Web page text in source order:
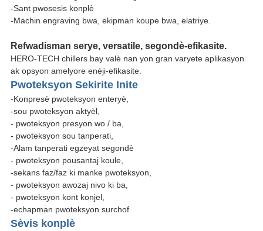
-Sant pwosesis konplè
-Machin engraving bwa, ekipman koupe bwa, elatriye.
Refwadisman serye, versatile, segondè-efikasite.
HERO-TECH chillers bay valè nan yon gran varyete aplikasyon
ak opsyon amelyore enèji-efikasite.
Pwoteksyon Sekirite Inite
-Konpresè pwoteksyon enteryè,
-sou pwoteksyon aktyèl,
- pwoteksyon presyon wo / ba,
- pwoteksyon sou tanperati,
-Alam tanperati egzeyat segondè
- pwoteksyon pousantaj koule,
-sekans faz/faz ki manke pwoteksyon,
- pwoteksyon awozaj nivo ki ba,
- pwoteksyon kont konjel,
-echapman pwoteksyon surchof
Sèvis konplè